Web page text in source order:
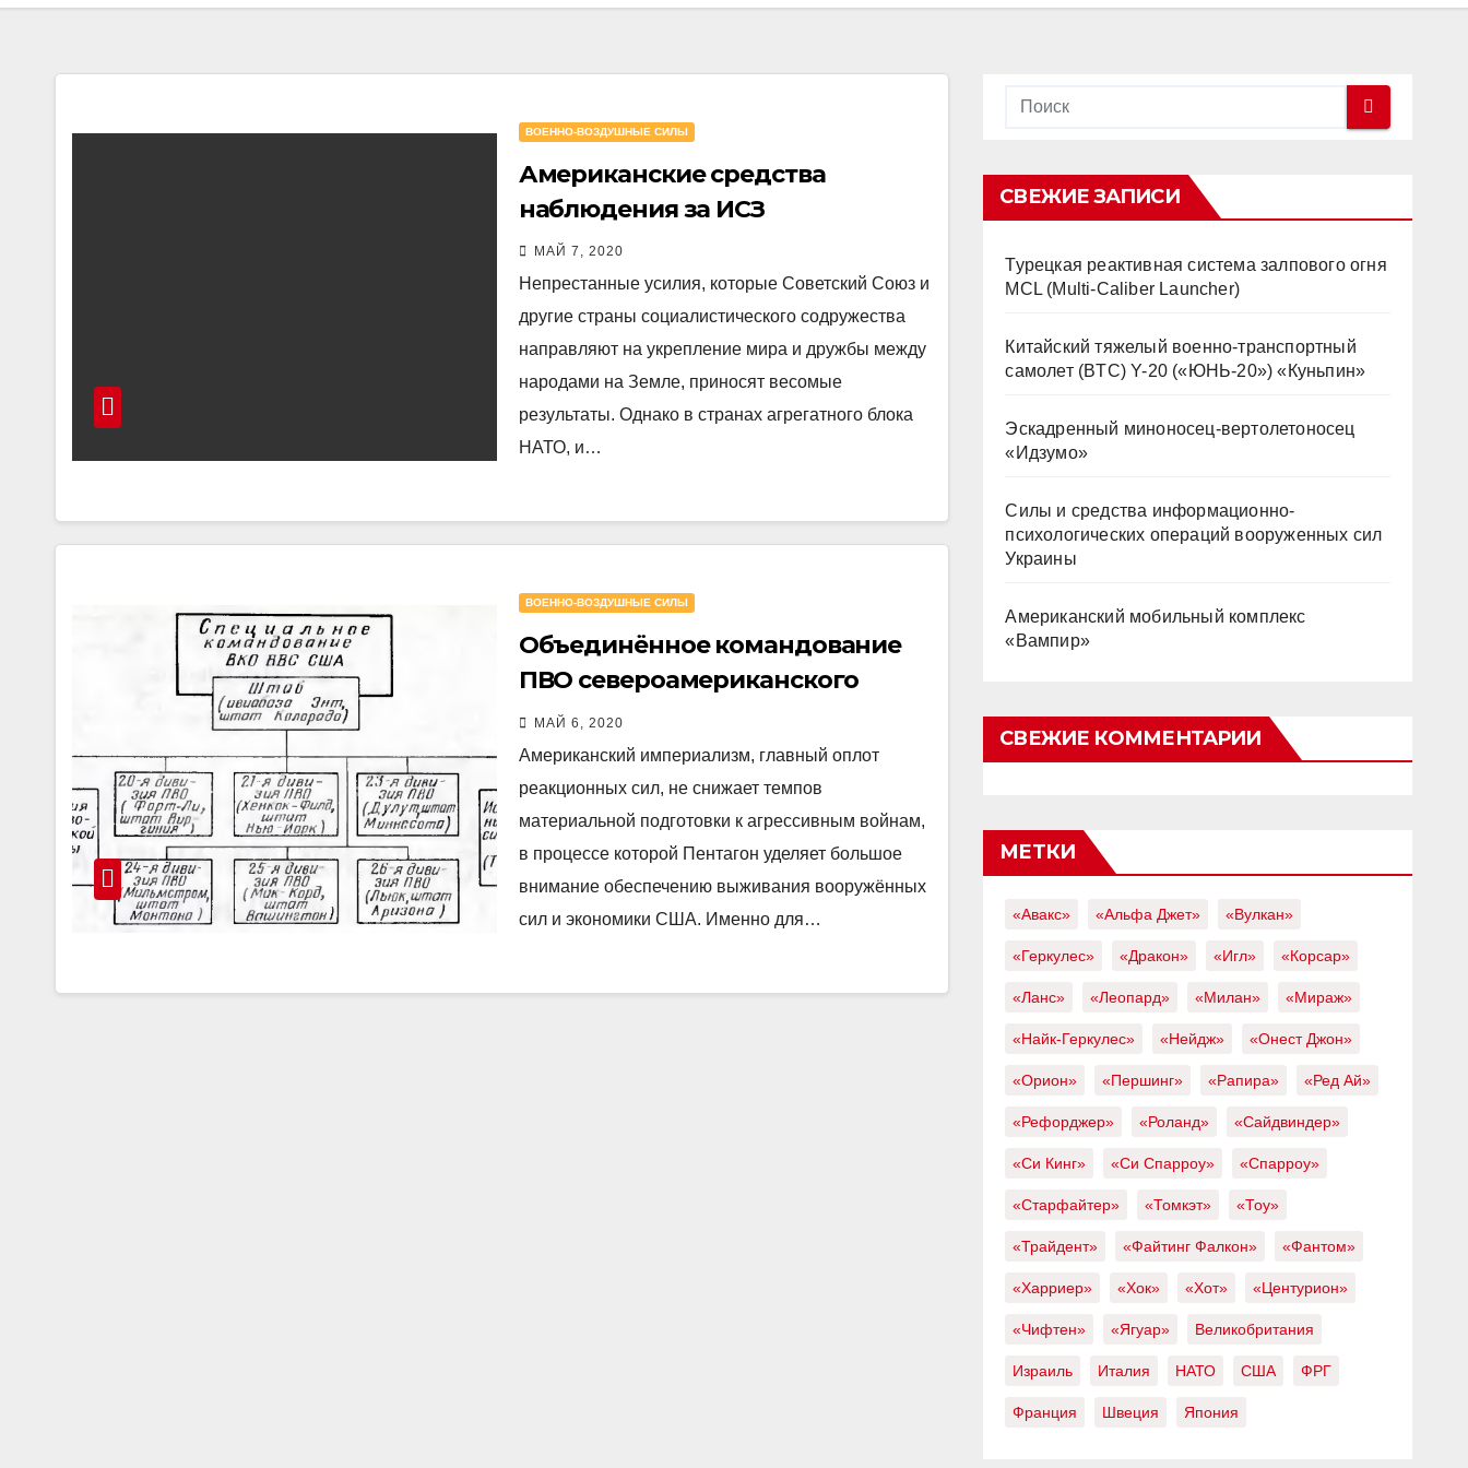
ВОЕННО-ВОЗДУШНЫЕ СИЛЫ
Американские средства
наблюдения за ИСЗ
МАЙ 7, 2020
Непрестанные усилия, которые Советский Союз и
другие страны социалистического содружества
направляют на укрепление мира и дружбы между
народами на Земле, приносят весомые
результаты. Однако в странах агрегатного блока
НАТО, и…
ВОЕННО-ВОЗДУШНЫЕ СИЛЫ
Объединённое командование
ПВО североамериканского
континента
МАЙ 6, 2020
Американский империализм, главный оплот
реакционных сил, не снижает темпов
материальной подготовки к агрессивным войнам,
в процессе которой Пентагон уделяет большое
внимание обеспечению выживания вооружённых
сил и экономики США. Именно для…
СВЕЖИЕ ЗАПИСИ
Турецкая реактивная система залпового огня
MCL (Multi-Caliber Launcher)
Китайский тяжелый военно-транспортный
самолет (BTC) Y-20 («ЮНЬ-20») «Куньпин»
Эскадренный миноносец-вертолетоносец
«Идзумо»
Силы и средства информационно-
психологических операций вооруженных сил
Украины
Американский мобильный комплекс
«Вампир»
СВЕЖИЕ КОММЕНТАРИИ
МЕТКИ
«Авакс» «Альфа Джет» «Вулкан»
«Геркулес» «Дракон» «Игл» «Корсар»
«Ланс» «Леопард» «Милан» «Мираж»
«Найк-Геркулес» «Нейдж» «Онест Джон»
«Орион» «Першинг» «Рапира» «Ред Ай»
«Рефорджер» «Роланд» «Сайдвиндер»
«Си Кинг» «Си Спарроу» «Спарроу»
«Старфайтер» «Томкэт» «Тоу»
«Трайдент» «Файтинг Фалкон» «Фантом»
«Харриер» «Хок» «Хот» «Центурион»
«Чифтен» «Ягуар» Великобритания
Израиль Италия НАТО США ФРГ
Франция Швеция Япония